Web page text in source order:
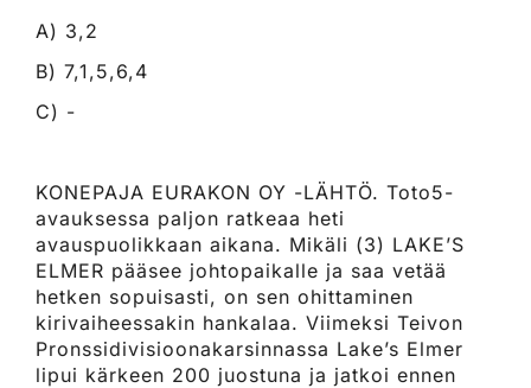
A) 3,2
B) 7,1,5,6,4
C) -
KONEPAJA EURAKON OY -LÄHTÖ. Toto5-
avauksessa paljon ratkeaa heti
avauspuolikkaan aikana. Mikäli (3) LAKE’S
ELMER pääsee johtopaikalle ja saa vetää
hetken sopuisasti, on sen ohittaminen
kirivaiheessakin hankalaa. Viimeksi Teivon
Pronssidivisioonakarsinnassa Lake’s Elmer
lipui kärkeen 200 juostuna ja jatkoi ennen